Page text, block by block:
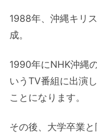
やよい
1988年、沖縄キリ
成。
1990年にNHK沖縄
いうTV番組に出演
ことになります。
その後、大学卒業